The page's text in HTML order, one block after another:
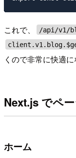
これで、 /api/v1/
くので非常に快適に
Next.js でペ
ホーム